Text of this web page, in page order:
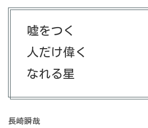
嘘をつく
人だけ偉く
なれる星
長崎瞬哉